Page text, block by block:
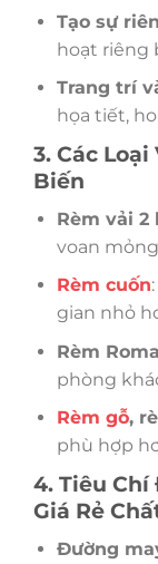
Tạo sự
hoạt riêng
Trang trí
họa tiết,
3. Các
Biến
Rèm vải 2
voan
Rèm cuốn
gian nhỏ
Rèm
phòng
Rèm gỗ,
phù hợp
4. Tiêu Chí
Giá Rẻ
Đường